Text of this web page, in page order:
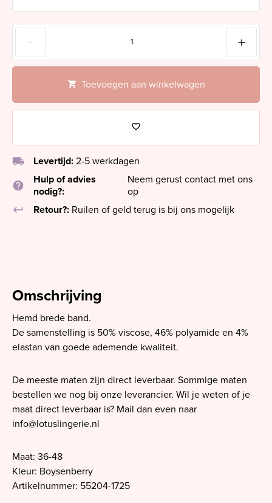
Toevoegen aan winkelwagen
local_shipping Levertijd: 2-5 werkdagen
help
Hulp of advies
nodig?:
Neem gerust contact met ons
op
keyboard_return
Retour?: Ruilen of geld terug is bij ons mogelijk
Omschrijving
Hemd brede band.
De samenstelling is 50% viscose, 46% polyamide en 4%
elastan van goede ademende kwaliteit.
De meeste maten zijn direct leverbaar. Sommige maten
bestellen we nog bij onze leverancier. Wil je weten of je
maat direct leverbaar is? Mail dan even naar
info@lotuslingerie.nl
Maat: 36-48
Kleur: Boysenberry
Artikelnummer: 55204-1725